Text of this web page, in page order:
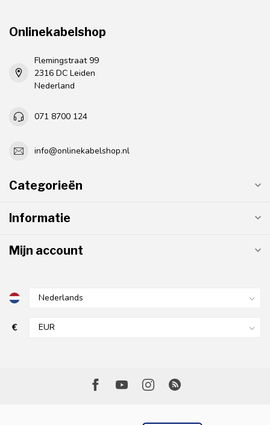
Onlinekabelshop
Flemingstraat 99
2316 DC Leiden
Nederland
071 8700 124
info@onlinekabelshop.nl
Categorieën
Informatie
Mijn account
€